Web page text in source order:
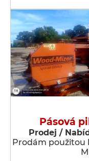
Pásová
Prodej /
Prodám použitou